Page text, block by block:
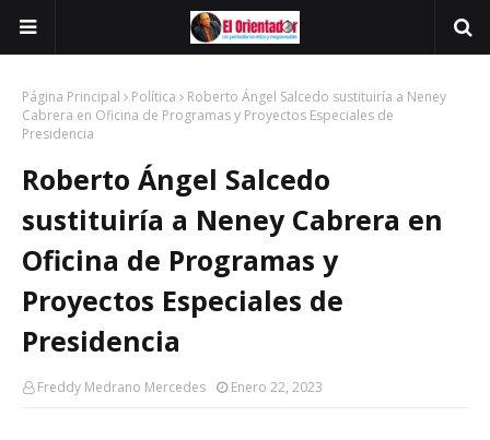
Página Principal Política
Roberto Ángel Salcedo sustituiría a Neney
Cabrera en Oficina de Programas y Proyectos Especiales de
Presidencia
Roberto Ángel Salcedo
sustituiría a Neney Cabrera en
Oficina de Programas y
Proyectos Especiales de
Presidencia
Freddy Medrano Mercedes Enero 22, 2023